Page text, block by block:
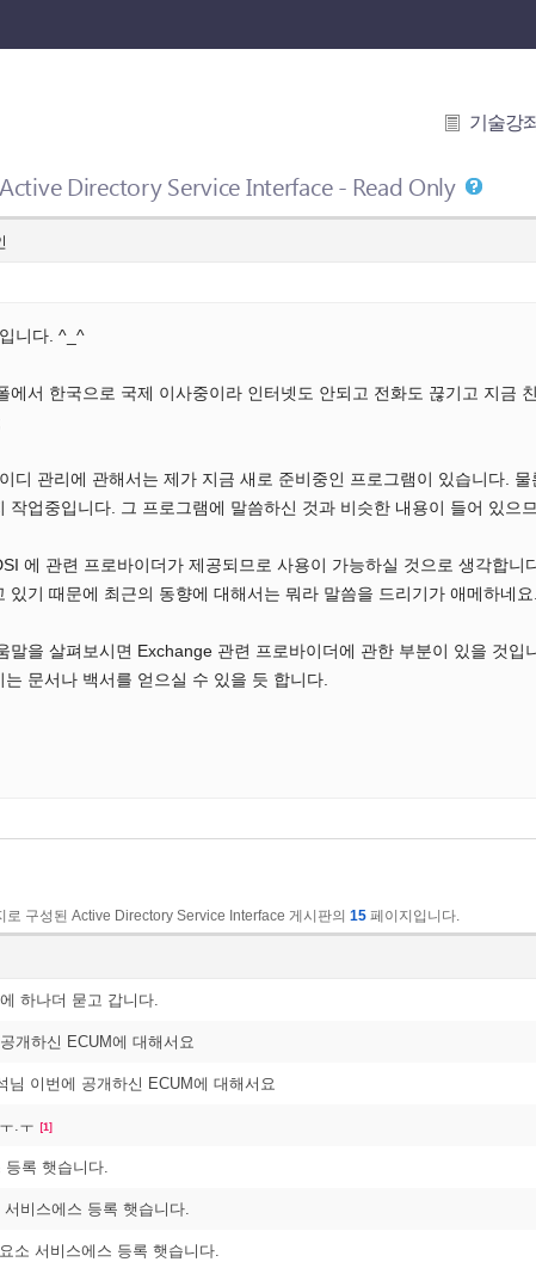
기술강
Active Directory Service Interface - Read Only
니다. ^_^
에서 한국으로 국제 이사중이라 인터넷도 안되고 전화도 끊기고 지금
디 관리에 관해서는 제가 지금 새로 준비중인 프로그램이 있습니다.
작업중입니다. 그 프로그램에 말씀하신 것과 비슷한 내용이 들어 있으
에 관련 프로바이더가 제공되므로 사용이 가능하실 것으로 생각합
있기 때문에 최근의 동향에 대해서는 뭐라 말씀을 드리기가 애메하네
말을 살펴보시면 Exchange 관련 프로바이더에 관한 부분이 있을 것
문서나 백서를 얻으실 수 있을 듯 합니다.
로 구성된 Active Directory Service Interface 게시판의 15 페이지입니다.
하나더 묻고 갑니다.
개하신 ECUM에 대해서요
님 이번에 공개하신 ECUM에 대해서요
.ㅜ [1]
등록 햇습니다.
비스에스 등록 햇습니다.
소 서비스에스 등록 햇습니다.